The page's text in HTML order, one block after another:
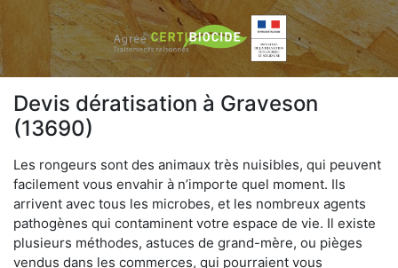
Devis dératisation à Graveson
(13690)
Les rongeurs sont des animaux très nuisibles, qui peuvent
facilement vous envahir à n’importe quel moment. Ils
arrivent avec tous les microbes, et les nombreux agents
pathogènes qui contaminent votre espace de vie. Il existe
plusieurs méthodes, astuces de grand-mère, ou pièges
vendus dans les commerces, qui pourraient vous